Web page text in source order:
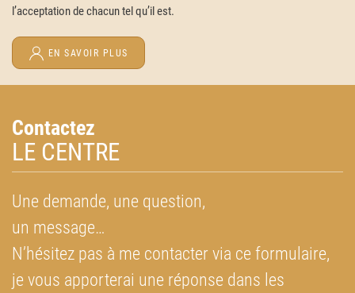
l’acceptation de chacun tel qu’il est.
EN SAVOIR PLUS
Contactez
LE CENTRE
Une demande, une question,
un message…
N’hésitez pas à me contacter via ce formulaire,
je vous apporterai une réponse dans les